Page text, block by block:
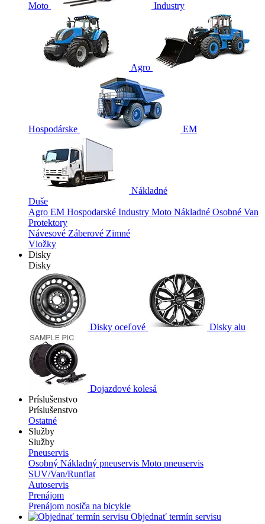
Moto Industry
Agro
Hospodárske EM
Nákladné
Duše
Agro EM Hospodarské Industry Moto Nákladné Osobné Van
Protektory
Návesové Záberové Zimné
Vložky
Disky
Disky
Disky oceľové Disky alu
Dojazdové kolesá
Príslušenstvo
Príslušenstvo
Ostatné
Služby
Služby
Pneuservis
Osobný Nákladný pneuservis Moto pneuservis
SUV/Van/Runflat
Autoservis
Prenájom
Prenájom nosiča na bicykle
Objednať termín servisu